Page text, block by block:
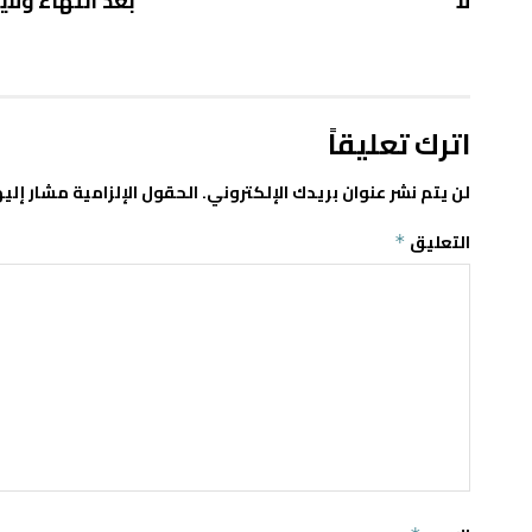
اترك تعليقاً
لن يتم نشر عنوان بريدك الإلكتروني.الحقول الإلزامية مشار
التعليق *